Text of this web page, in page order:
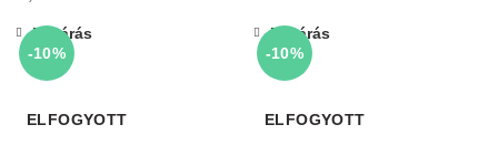
-10%
ELFOGYOTT
Bezárás
-10%
ELFOGYOTT
Bezárás